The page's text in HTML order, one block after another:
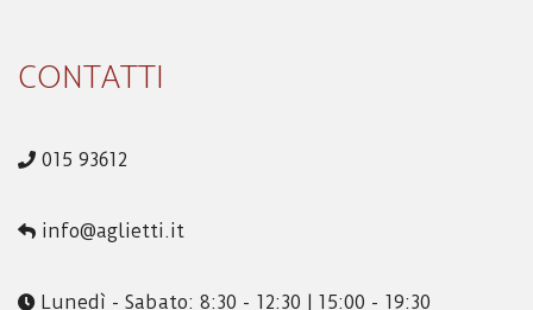
CONTATTI
015 93612
info@aglietti.it
Lunedì - Sabato: 8:30 - 12:30 | 15:00 - 19:30